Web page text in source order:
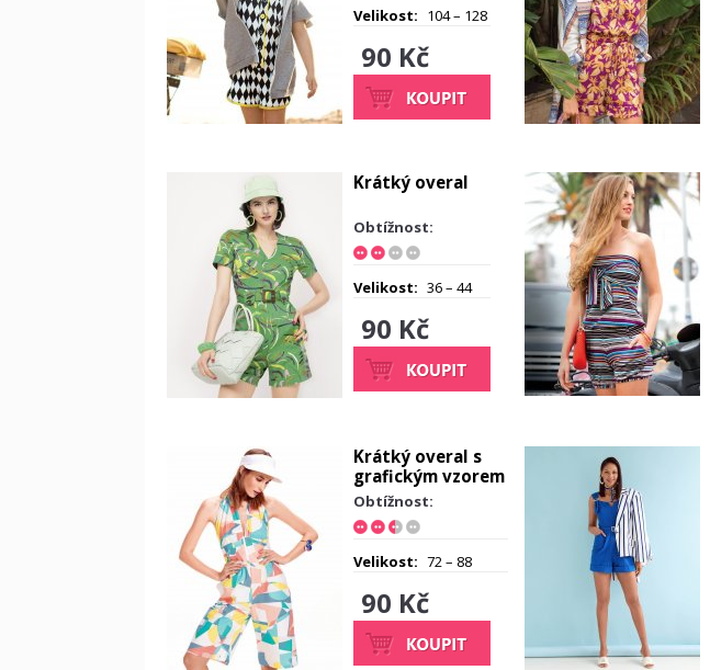
Velikost: 104 – 128
90 Kč
Krátký overal
Obtížnost:
Velikost: 36 – 44
90 Kč
Krátký overal s
grafickým vzorem
Obtížnost:
Velikost: 72 – 88
90 Kč